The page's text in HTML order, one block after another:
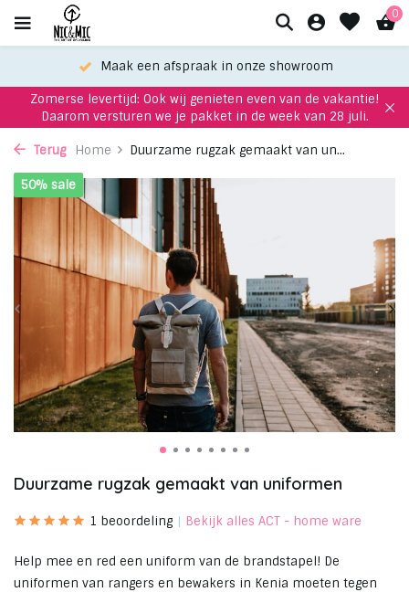
0
Maak een afspraak in onze showroom
Zomerse levertijd: Ook wij genieten even van de vakantie!
Daarom versturen we je pakket in de week van 28 juli.
Terug Home Duurzame rugzak gemaakt van un...
Duurzame rugzak gemaakt van uniformen
50% sale
1 beoordeling Bekijk alles ACT - home ware
Help mee en red een uniform van de brandstapel! De
uniformen van rangers en bewakers in Kenia moeten tegen